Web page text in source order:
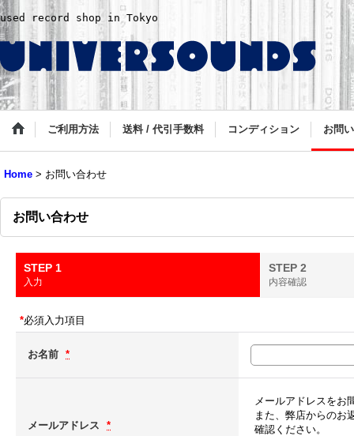
used record shop in Tokyo
ご利用方法 送料 / 代引手数料 コンディション お問
Home > お問い合わせ
お問い合わせ
STEP 1
入力
STEP 2
内容確認
*必須入力項目
お名前 *
メールアドレス *
メールアドレスをお
また、弊店からのお
確認ください。